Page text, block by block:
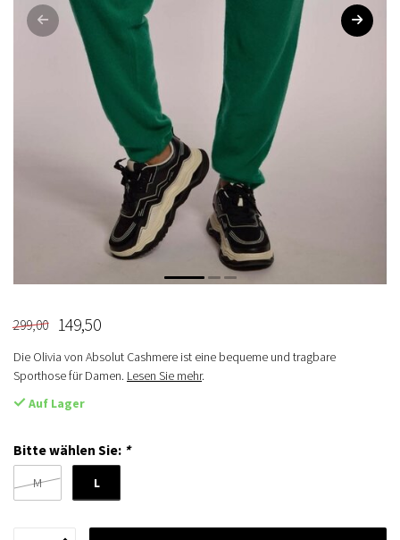
299,00 149,50
Die Olivia von Absolut Cashmere ist eine bequeme und tragbare
Sporthose für Damen. Lesen Sie mehr.
Auf Lager
Bitte wählen Sie: *
M L